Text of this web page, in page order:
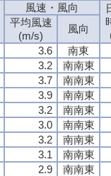
風速・風向
平均風速
(m/s)
風向
3.6
南東
3.2
南南東
3.7
南南東
3.9
南南東
3.2
南南東
3.0
南南東
3.2
南南東
3.1
南南東
2.9
南南東